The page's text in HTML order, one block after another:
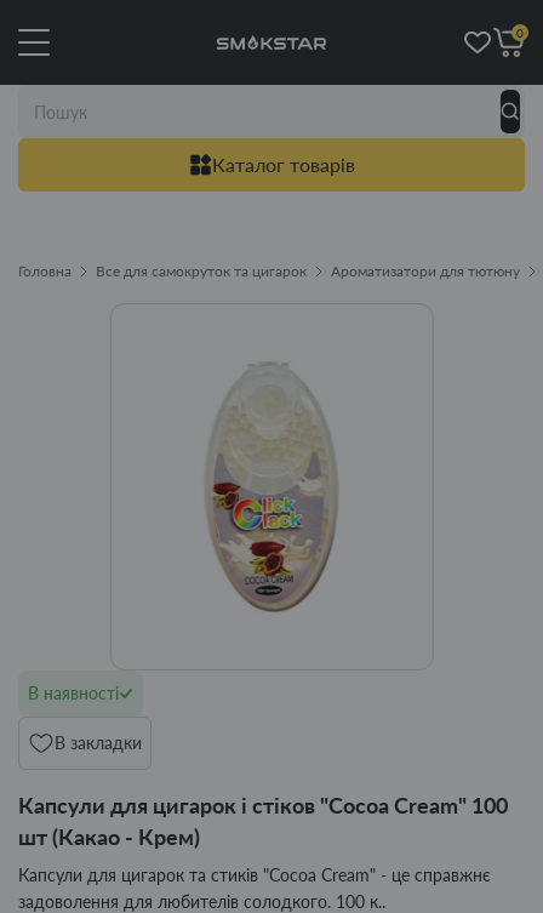
Каталог товарів
0
Головна Все для самокруток та цигарок Ароматизатори для тютюну
В наявності
В закладки
Капсули для цигарок і стіков "Cocoa Cream" 100
шт (Какао - Крем)
Капсули для цигарок та стиків "Cocoa Cream" - це справжнє
задоволення для любителів солодкого. 100 к..